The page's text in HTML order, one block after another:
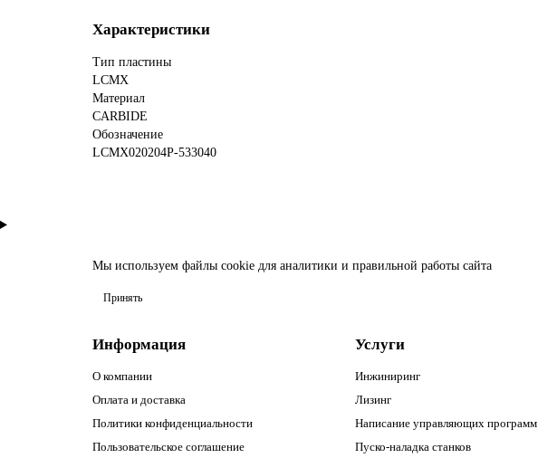
Характеристики
Тип пластины
LCMX
Материал
CARBIDE
Обозначение
LCMX020204P-533040
Мы используем файлы cookie для аналитики и правильной работы сайта
Принять
Информация
О компании
Оплата и доставка
Политики конфиденциальности
Пользовательское соглашение
Услуги
Инжиниринг
Лизинг
Написание управляющих программ
Пуско-наладка станков